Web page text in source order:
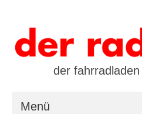
der
Menü